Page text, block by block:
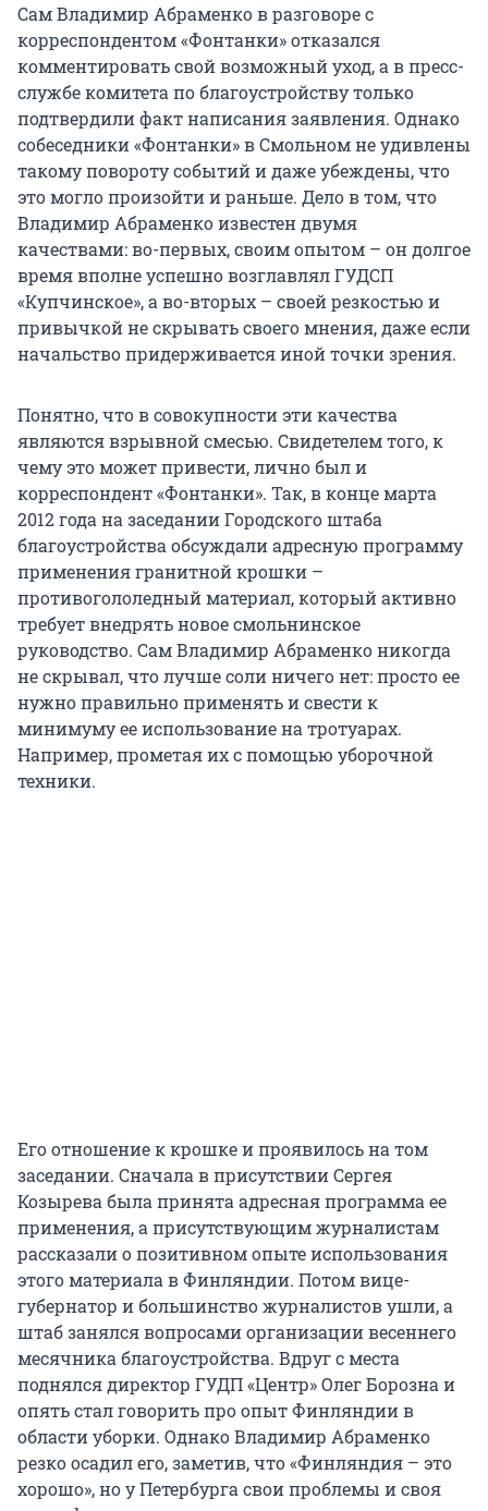
Сам Владимир Абраменко в разговоре с
корреспондентом «Фонтанки» отказался
комментировать свой возможный уход, а в пресс-
службе комитета по благоустройству только
подтвердили факт написания заявления. Однако
собеседники «Фонтанки» в Смольном не удивлены
такому повороту событий и даже убеждены, что
это могло произойти и раньше. Дело в том, что
Владимир Абраменко известен двумя
качествами: во-первых, своим опытом – он долгое
время вполне успешно возглавлял ГУДСП
«Купчинское», а во-вторых – своей резкостью и
привычкой не скрывать своего мнения, даже если
начальство придерживается иной точки зрения.
Понятно, что в совокупности эти качества
являются взрывной смесью. Свидетелем того, к
чему это может привести, лично был и
корреспондент «Фонтанки». Так, в конце марта
2012 года на заседании Городского штаба
благоустройства обсуждали адресную программу
применения гранитной крошки –
противогололедный материал, который активно
требует внедрять новое смольнинское
руководство. Сам Владимир Абраменко никогда
не скрывал, что лучше соли ничего нет: просто ее
нужно правильно применять и свести к
минимуму ее использование на тротуарах.
Например, прометая их с помощью уборочной
техники.
Его отношение к крошке и проявилось на том
заседании. Сначала в присутствии Сергея
Козырева была принята адресная программа ее
применения, а присутствующим журналистам
рассказали о позитивном опыте использования
этого материала в Финляндии. Потом вице-
губернатор и большинство журналистов ушли, а
штаб занялся вопросами организации весеннего
месячника благоустройства. Вдруг с места
поднялся директор ГУДП «Центр» Олег Борозна и
опять стал говорить про опыт Финляндии в
области уборки. Однако Владимир Абраменко
резко осадил его, заметив, что «Финляндия – это
хорошо», но у Петербурга свои проблемы и своя